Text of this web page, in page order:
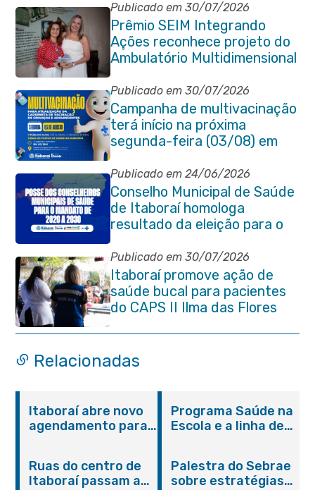
Publicado em 30/07/2026
Prêmio SEIM Integrando
Ações reconhece projeto do
Ambulatório Multidimensional
da Pessoa Idosa de Itaboraí
Publicado em 30/07/2026
Campanha de multivacinação
terá início na próxima
segunda-feira (03/08) em
Itaboraí
Publicado em 24/06/2026
Conselho Municipal de Saúde
de Itaboraí homologa
resultado da eleição para o
quadriênio 2026–2030
Publicado em 30/07/2026
Itaboraí promove ação de
saúde bucal para pacientes
do CAPS II Ilma das Flores
Relacionadas
Itaboraí abre novo
agendamento para
Programa Saúde na
Escola e a linha de
promovem
conscientização
Ruas do centro de
Itaboraí passam a
Palestra do Sebrae
sobre estratégias